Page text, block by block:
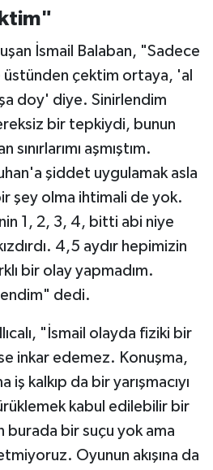
İsmail Balaban, "Sadece
üstünden çektim ortaya, 'al
doy' diye. Sinirlendim
bir tepkiydi, bunun
sınırlarımı aşmıştım.
şiddet uygulamak asla
şey olma ihtimali de yok.
1, 2, 3, 4, bitti abi niye
4,5 aydır hepimizin
bir olay yapmadım.
dedi.
"İsmail olayda fiziki bir
inkar edemez. Konuşma,
kalkıp da bir yarışmacıyı
kabul edilebilir bir
burada bir suçu yok ama
Oyunun akışına da